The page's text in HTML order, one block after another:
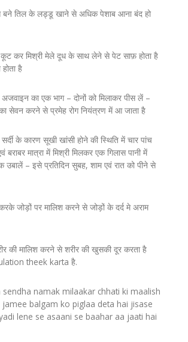
Diseases and Remedies
Healthy Eating
Company Profile
Awards and Certificates
Coverage in Media
Newspaper
Jal Kranti
Galleries
Image Gallery
Q&A Videos
Testimonials
Articles
Digestion Issues
Contact Us
Ath eShop
Amazon
Flipkart
1mg
बने तिल के लड्डू खाने से अधिक पेशाब आना बंद हो
कर मिश्री मेले दूध के साथ लेने से पेट साफ़ होता है
है
का एक भाग – दोनों को मिलाकर पीस लें –
सेवन करने से प्रमेह रोग नियंत्रण में आ जाता है
के कारण सूखी खांसी होने की स्थिति में चार पांच
बराबर मात्रा में मिश्री मिलकर एक गिलास पानी में
उबालें – इसे प्रतिदिन सुबह, शाम एवं रात को पीने से
जोड़ों पर मालिश करने से जोड़ों के दर्द मे अराम
की मालिश करने से शरीर की खुसकी दूर करता है
theek karta है.
sendha namak milaakar chhati ki maalish
jamee balgam ko piglaa deta hai jisase
lene se asaani se baahar aa jaati hai